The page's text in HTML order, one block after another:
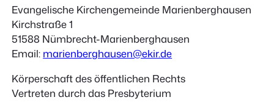
Evangelische Kirchengemeinde Marienberghausen
Kirchstraße 1
51588 Nümbrecht-Marienberghausen
Email: marienberghausen@ekir.de
Körperschaft des öffentlichen Rechts
Vertreten durch das Presbyterium